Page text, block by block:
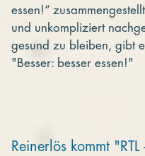
essen!“
und unkompliziert
gesund zu bleiben, gibt
"Besser: besser essen!"
Reinerlös kommt